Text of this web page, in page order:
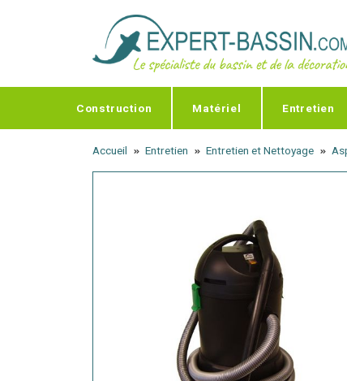
Construction Matériel Entretien
Accueil Entretien Entretien et Nettoyage